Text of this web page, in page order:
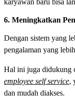
karyawan baru bisa
6. Meningkatkan
Dengan sistem yang
pengalaman yang
Hal ini juga didukung
employee self service,
dan mudah diakses.